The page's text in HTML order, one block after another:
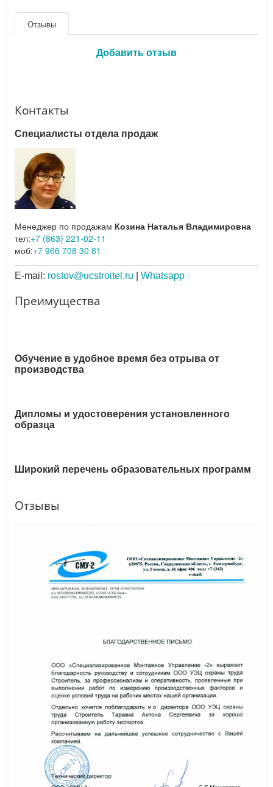
Отзывы
Добавить отзыв
Контакты
Специалисты отдела продаж
Менеджер по продажам Козина Наталья Владимировна
тел:+7 (863) 221-02-11
моб:+7 966 708 30 81
E-mail: rostov@ucstroitel.ru Whatsapp
Преимущества
Обучение в удобное время без отрыва от
производства
Дипломы и удостоверения установленного
образца
Широкий перечень образовательных программ
Отзывы